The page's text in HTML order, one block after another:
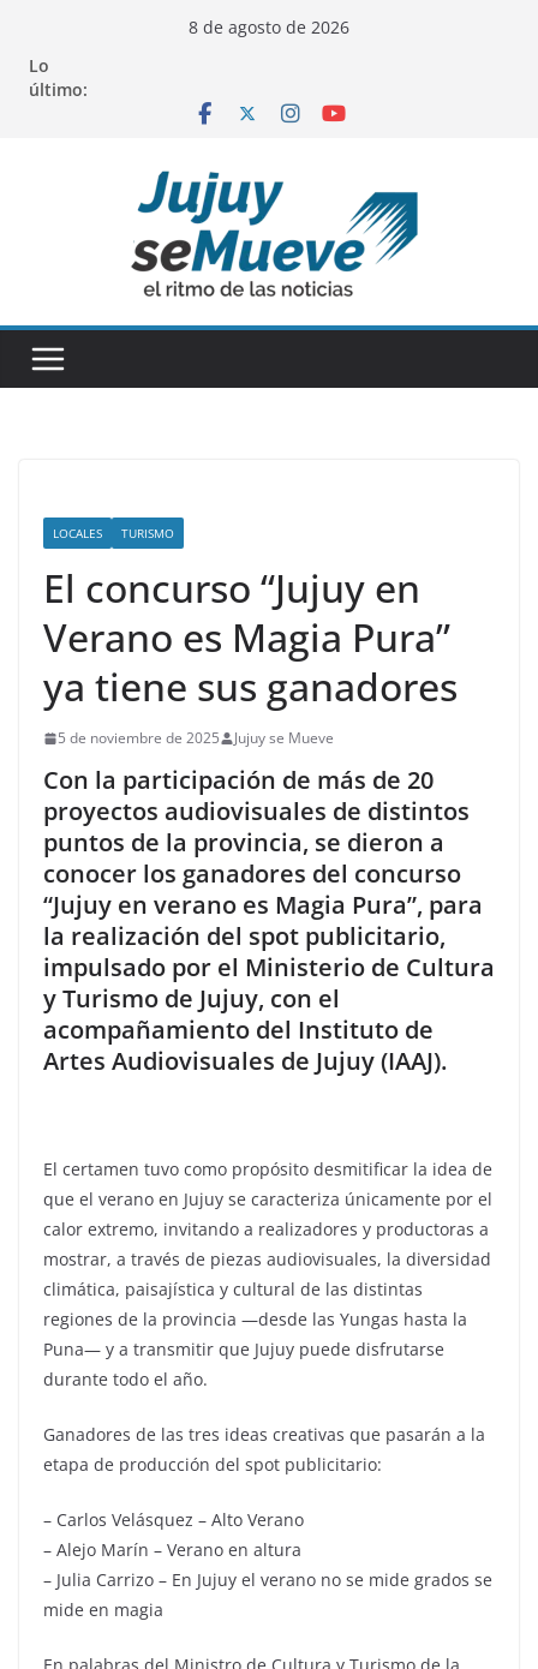
contenido
8 de agosto de 2026
Lo
último:
LOCALES TURISMO
El concurso “Jujuy en
Verano es Magia Pura”
ya tiene sus ganadores
5 de noviembre de 2025 Jujuy se Mueve
Con la participación de más de 20
proyectos audiovisuales de distintos
puntos de la provincia, se dieron a
conocer los ganadores del concurso
“Jujuy en verano es Magia Pura”, para
la realización del spot publicitario,
impulsado por el Ministerio de Cultura
y Turismo de Jujuy, con el
acompañamiento del Instituto de
Artes Audiovisuales de Jujuy (IAAJ).
El certamen tuvo como propósito desmitificar la idea de
que el verano en Jujuy se caracteriza únicamente por el
calor extremo, invitando a realizadores y productoras a
mostrar, a través de piezas audiovisuales, la diversidad
climática, paisajística y cultural de las distintas
regiones de la provincia —desde las Yungas hasta la
Puna— y a transmitir que Jujuy puede disfrutarse
durante todo el año.
Ganadores de las tres ideas creativas que pasarán a la
etapa de producción del spot publicitario:
– Carlos Velásquez – Alto Verano
– Alejo Marín – Verano en altura
– Julia Carrizo – En Jujuy el verano no se mide grados se
mide en magia